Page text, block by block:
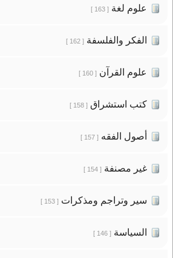
علوم لغة[ 163 ]
الفكر والفلسفة[ 162 ]
علوم القرآن[ 160 ]
كتب استشراق[ 158 ]
أصول الفقه[ 157 ]
غير مصنفة[ 154 ]
سير وتراجم ومذكرات[ 153 ]
السياسة[ 146 ]